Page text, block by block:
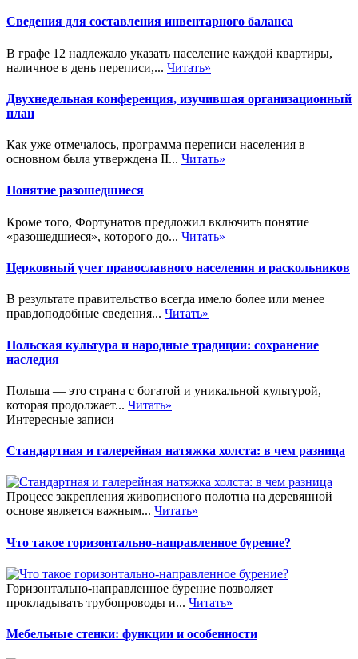
Сведения для составления инвентарного баланса
В графе 12 надлежало указать население каждой квартиры,
наличное в день переписи,... Читать»
Двухнедельная конференция, изучившая организационный
план
Как уже отмечалось, программа переписи населения в
основном была утверждена II... Читать»
Понятие разошедшиеся
Кроме того, Фортунатов предложил включить понятие
«разошедшиеся», которого до... Читать»
Церковный учет православного населения и раскольников
В результате правительство всегда имело более или менее
правдоподобные сведения... Читать»
Польская культура и народные традиции: сохранение
наследия
Польша — это страна с богатой и уникальной культурой,
которая продолжает... Читать»
Интересные записи
Стандартная и галерейная натяжка холста: в чем разница
Процесс закрепления живописного полотна на деревянной
основе является важным... Читать»
Что такое горизонтально-направленное бурение?
Горизонтально-направленное бурение позволяет
прокладывать трубопроводы и... Читать»
Мебельные стенки: функции и особенности